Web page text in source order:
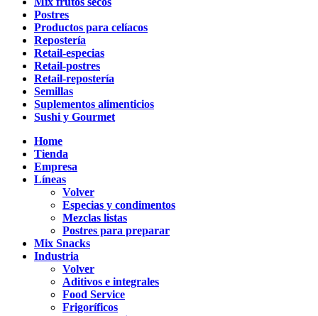
Postres
Productos para celíacos
Repostería
Retail-especias
Retail-postres
Retail-repostería
Semillas
Suplementos alimenticios
Sushi y Gourmet
Home
Tienda
Empresa
Líneas
Volver
Especias y condimentos
Mezclas listas
Postres para preparar
Mix Snacks
Industria
Volver
Aditivos e integrales
Food Service
Frigoríficos